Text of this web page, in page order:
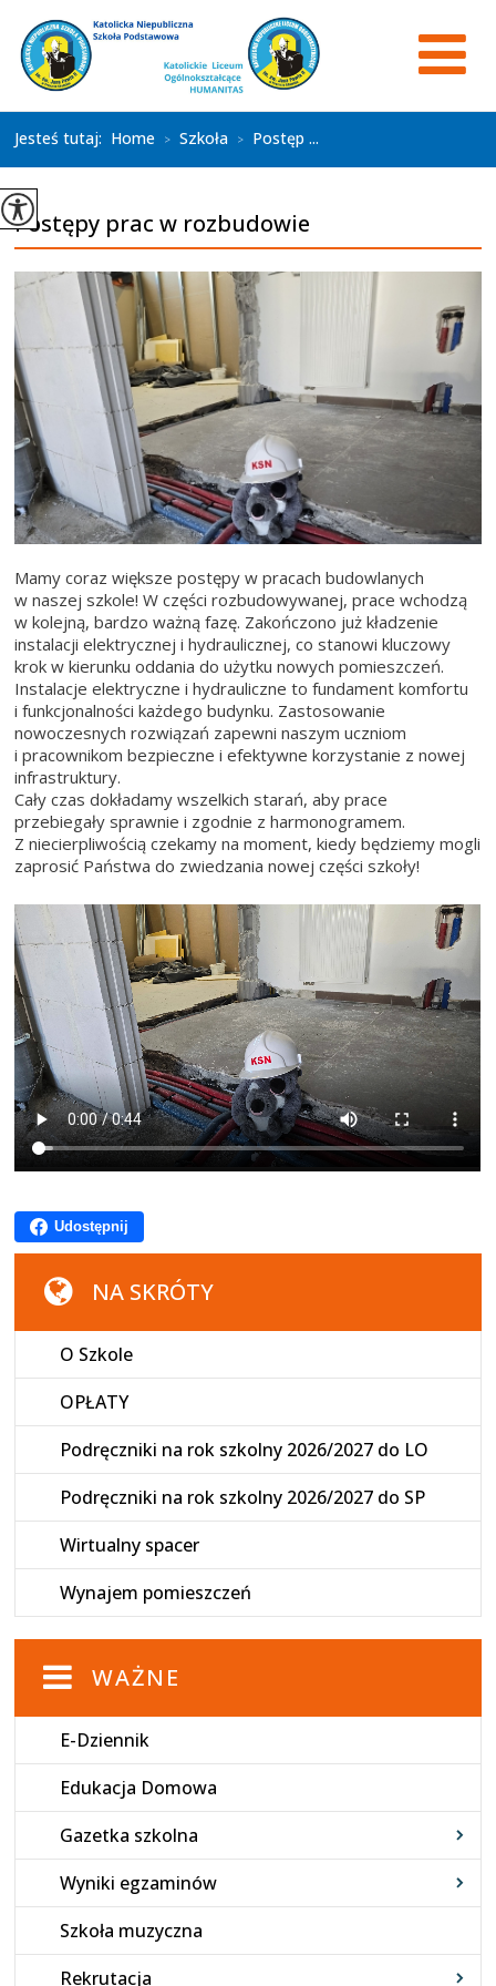
Jesteś tutaj: Home > Szkoła > Postęp ...
Postępy prac w rozbudowie
Mamy coraz większe postępy w pracach budowlanych
w naszej szkole! W części rozbudowywanej, prace wchodzą
w kolejną, bardzo ważną fazę. Zakończono już kładzenie
instalacji elektrycznej i hydraulicznej, co stanowi kluczowy
krok w kierunku oddania do użytku nowych pomieszczeń.
Instalacje elektryczne i hydrauliczne to fundament komfortu
i funkcjonalności każdego budynku. Zastosowanie
nowoczesnych rozwiązań zapewni naszym uczniom
i pracownikom bezpieczne i efektywne korzystanie z nowej
infrastruktury.
Cały czas dokładamy wszelkich starań, aby prace
przebiegały sprawnie i zgodnie z harmonogramem.
Z niecierpliwością czekamy na moment, kiedy będziemy mogli
zaprosić Państwa do zwiedzania nowej części szkoły!
Udostępnij
NA SKRÓTY
O Szkole
OPŁATY
Podręczniki na rok szkolny 2026/2027 do LO
Podręczniki na rok szkolny 2026/2027 do SP
Wirtualny spacer
Wynajem pomieszczeń
WAŻNE
E-Dziennik
Edukacja Domowa
Gazetka szkolna
Wyniki egzaminów
Szkoła muzyczna
Rekrutacja